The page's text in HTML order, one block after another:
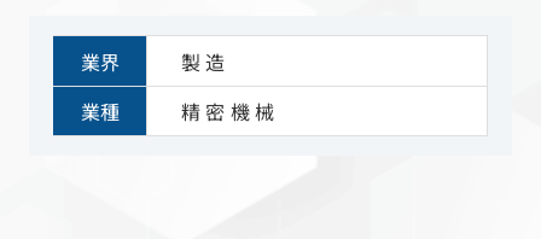
業界
製造
業種
精密機械